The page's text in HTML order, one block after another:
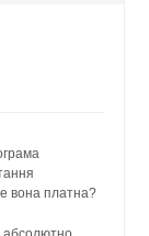
вона платна?